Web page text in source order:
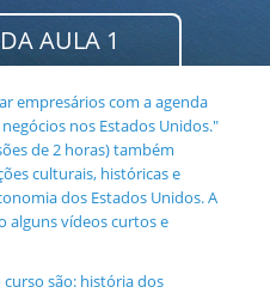
AULA 1
empresários com a agenda
nos Estados Unidos."
de 2 horas) também
culturais, históricas e
dos Estados Unidos. A
alguns vídeos curtos e
são: história dos